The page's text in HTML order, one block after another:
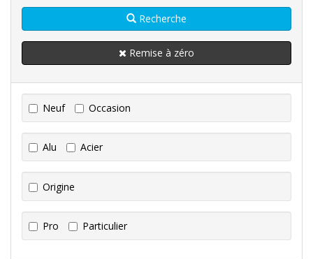
Recherche
Remise à zéro
Neuf Occasion
Alu Acier
Origine
Pro Particulier